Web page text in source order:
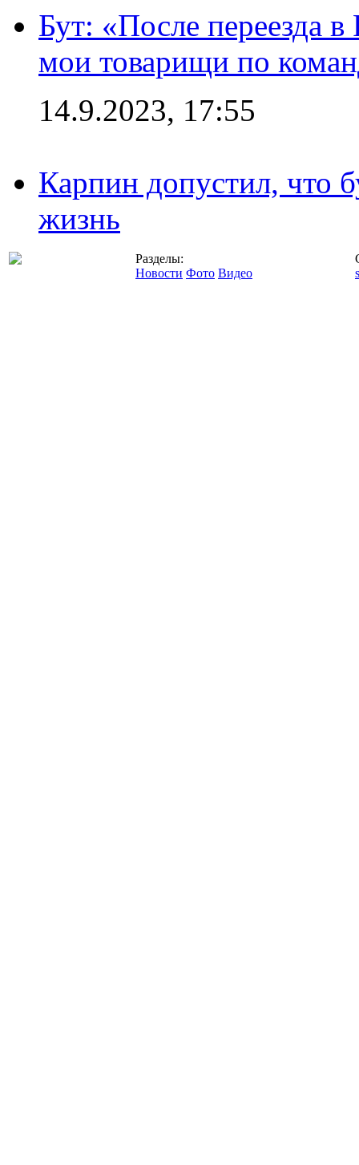
Бут: «После переезда
мои товарищи по
14.9.2023, 17:55
Карпин допустил, что
жизнь
Разделы:
Новости Фото Видео